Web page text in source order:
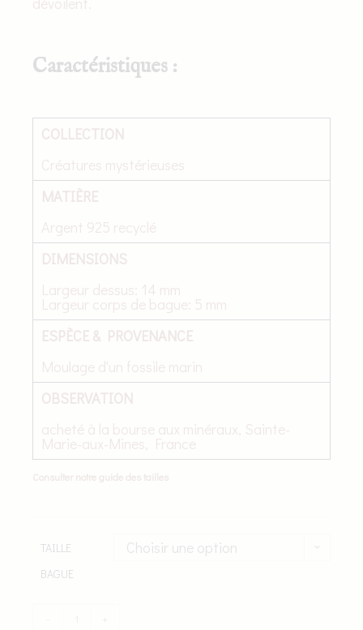
Caractéristiques :
COLLECTION
Créatures mystérieuses
MATIÈRE
Argent 925 recyclé
DIMENSIONS
Largeur dessus: 14 mm
Largeur corps de bague: 5 mm
ESPÈCE & PROVENANCE
Moulage d'un fossile marin
OBSERVATION
acheté à la bourse aux minéraux, Sainte-
Marie-aux-Mines, France
Consulter notre guide des tailles
TAILLE
BAGUE
Choisir une option